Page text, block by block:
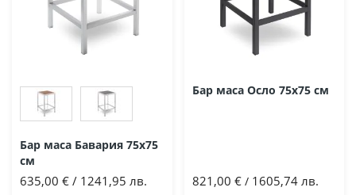
Бар маса Бавария 75х75
см
635,00 € / 1241,95 лв.
Бар маса Осло 75х75 см
821,00 €/ 1605,74 лв.